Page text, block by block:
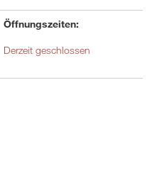
Öffnungszeiten:
Derzeit geschlossen